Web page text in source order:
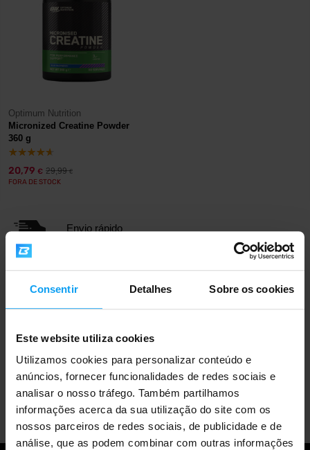
Consentir Detalhes Sobre os cookies
Este website utiliza cookies
Utilizamos cookies para personalizar conteúdo e
anúncios, fornecer funcionalidades de redes sociais e
analisar o nosso tráfego. Também partilhamos
informações acerca da sua utilização do site com os
nossos parceiros de redes sociais, de publicidade e de
análise, que as podem combinar com outras informações
Optimum Nutrition
Micronized Creatine Powder
360 g
20,79 € 29,99€
FORA DE STOCK
Envio rápido
Mais de 3000 produtos em stock
Mais de 1.000.000 de clientes
Apoio ao cliente profissional